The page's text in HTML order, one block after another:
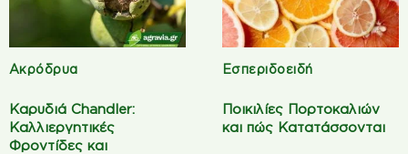
Ακρόδρυα
Καρυδιά Chandler:
Καλλιεργητικές
Φροντίδες και
Εσπεριδοειδή
Ποικιλίες Πορτοκαλιών
και πώς Κατατάσσονται